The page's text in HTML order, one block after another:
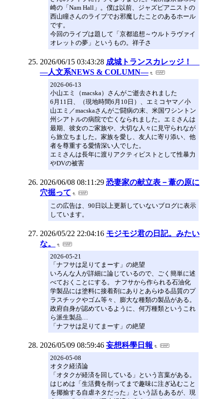
崎の「Nam Hall」。僕は以前、ジャズピアニストの
西山瞳さんのライブでお邪魔したことのあるホール
です。
今回のライブは題して「京都追想～ウルトラヴァイ
オレットの夢」というもの。祥子さ
2026/06/15 03:43:28 成城トランスカレッジ！
―人文系NEWS & COLUMN―
2026-06-13
小山エミ（macska）さんがご逝去されました
6月11日、（現地時間6月10日）、エミコヤマ／小
山エミ／macskaさんがご闘病の末、米国ワシントン
州シアトルの病院で亡くなられました。エミさんは
最期、彼女のご家族や、大切な人々に見守られなが
ら旅立ちました。家族を愛し、友人に寄り添い、他
者を尊重する愛情深い人でした。
エミさんは長年に渡りアクティビストとして性暴力
やDVの被害
2026/06/08 08:11:29 恐妻家の献立表－葦の原に
穴掘って
この広告は、90日以上更新していないブログに表示
しています。
2026/05/22 22:04:16 モジモジ君の日記。みたい
な。
2026-05-21
「ナフサは足りてまーす」の絶望
いろんな人が詳細に論じているので、ごく簡単に述
べておくことにする。 ナフサから作られる石油化
学製品には塗料に接着剤にありとあらゆる品質のプ
ラスチックやゴム等々、膨大な種類の製品がある。
政府自身が認めているように、何万種類というこれ
ら派生製品…
「ナフサは足りてまーす」の絶望
2026/05/09 08:59:46 妄想科學日報
2026-05-08
オタク経済論
「オタクが経済を回している」という言葉がある。
はじめは「生活費を削ってまで趣味に注ぎ込むこと
を揶揄する自虐ネタだった」という話もあるが、現